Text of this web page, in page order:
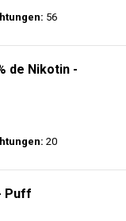
56
de Nikotin -
20
Puff